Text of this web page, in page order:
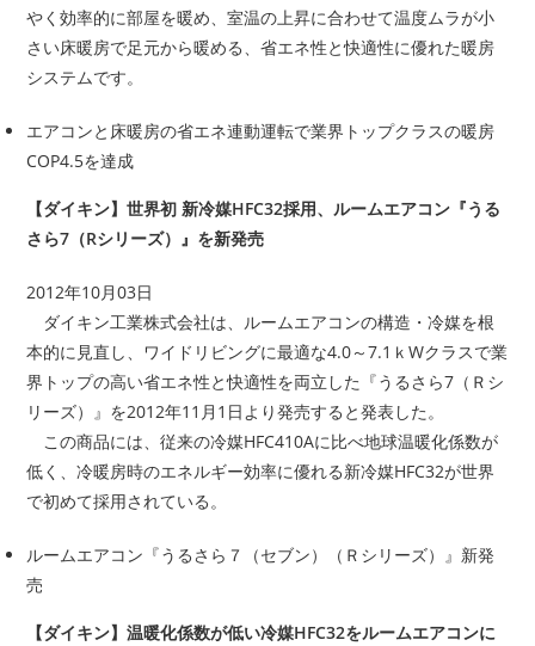
やく効率的に部屋を暖め、室温の上昇に合わせて温度ムラが小
さい床暖房で足元から暖める、省エネ性と快適性に優れた暖房
システムです。
エアコンと床暖房の省エネ連動運転で業界トップクラスの暖房
COP4.5を達成
【ダイキン】世界初 新冷媒HFC32採用、ルームエアコン『うる
さら7（Rシリーズ）』を新発売
2012年10月03日
ダイキン工業株式会社は、ルームエアコンの構造・冷媒を根
本的に見直し、ワイドリビングに最適な4.0～7.1ｋWクラスで業
界トップの高い省エネ性と快適性を両立した『うるさら7（Ｒシ
リーズ）』を2012年11月1日より発売すると発表した。
この商品には、従来の冷媒HFC410Aに比べ地球温暖化係数が
低く、冷暖房時のエネルギー効率に優れる新冷媒HFC32が世界
で初めて採用されている。
ルームエアコン『うるさら７（セブン）（Ｒシリーズ）』新発
売
【ダイキン】温暖化係数が低い冷媒HFC32をルームエアコンに